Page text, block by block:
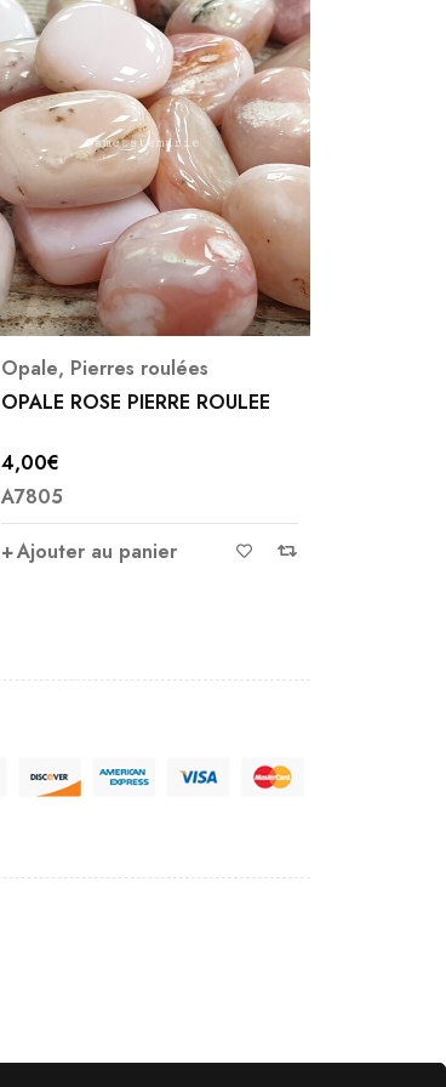
Opale, Pierres roulées
OPALE ROSE PIERRE ROULEE
4,00€
A7805
Ajouter au panier